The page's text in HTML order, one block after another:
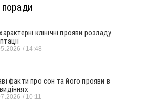
поради
клінічні прояви розладу
14:48
факти про сон та його прояви в
10:11